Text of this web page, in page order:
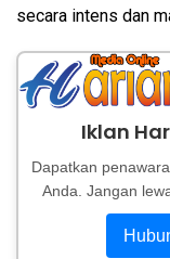
secara intens dan
Iklan
Dapatkan
Anda. Jangan